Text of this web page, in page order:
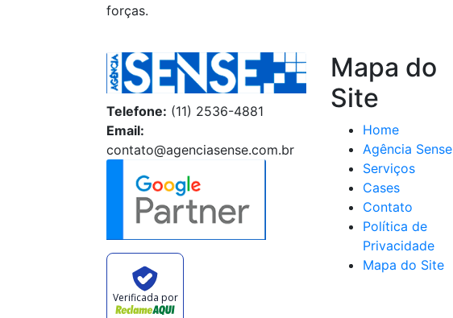
forças.
Telefone: (11) 2536-4881
Email:
contato@agenciasense.com.br
Verificada por
Mapa do
Site
Home
Agência Sense
Serviços
Cases
Contato
Política de
Privacidade
Mapa do Site